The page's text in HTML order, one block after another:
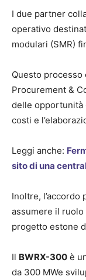
I due partner
operativo
modulari (SMR)
Questo processo
Procurement &
delle opportunità
costi e
Leggi anche:
sito di una
Inoltre, l’accordo
assumere il
progetto estone
Il BWRX-300 è
da 300 MWe